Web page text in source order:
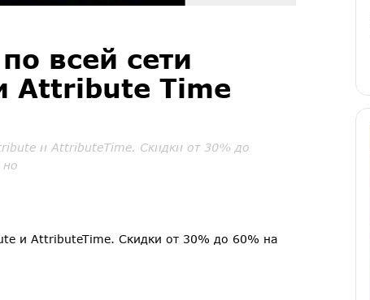
всей сети
Attribute Time
и AttributeTime. Скидки от 30% до
но
и AttributeTime. Скидки от 30% до 60% на